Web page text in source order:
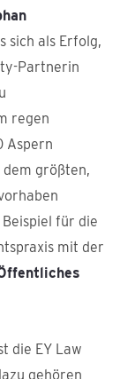
sich als Erfolg,
Partnerin
regen
Aspern
dem größten,
für die
mit der
die EY Law
gehören